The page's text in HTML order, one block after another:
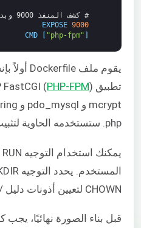
# كشف المنفذ 9000 وبدء تشغيل خادم php-fpm (لإدارة عمليات FastCGI)
EXPOSE 9000
CMD
"php-fpm"
يقوم ملف Dockerfile أولاً بإنشاء صورة بناءً على
تطبيق PHP FastCGI ( PHP-FPM
mcrypt و pdo_mysql و mbstring و imagick، والتي يقوم السكربت بتثبيتها. ثم يقوم بتثبيت
php. ستستخدمه الحاوية لتثبيت اعتماديات php الخاصة بـ Laravel.
CHOWN لتعيين أذونات دليل /var/www/html للمستخدم www-data.